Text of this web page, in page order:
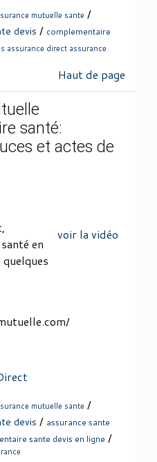
mutuelle sante /
devis / complementaire
assurance direct assurance
Haut de page
santé:
et actes de
voir la vidéo
en
mutuelle sante /
devis / assurance sante
sante devis en ligne /